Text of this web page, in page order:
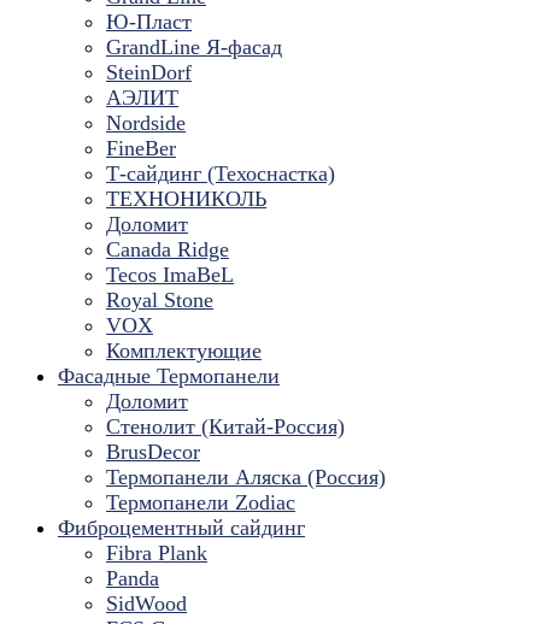
Ю-Пласт
GrandLine Я-фасад
SteinDorf
АЭЛИТ
Nordside
FineBer
Т-сайдинг (Техоснастка)
ТЕХНОНИКОЛЬ
Доломит
Canada Ridge
Tecos ImaBeL
Royal Stone
VOX
Комплектующие
Фасадные Термопанели
Доломит
Стенолит (Китай-Россия)
BrusDecor
Термопанели Аляска (Россия)
Термопанели Zodiac
Фиброцементный сайдинг
Fibra Plank
Panda
SidWood